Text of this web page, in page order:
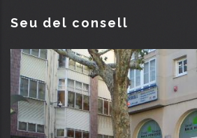
Seu del consell